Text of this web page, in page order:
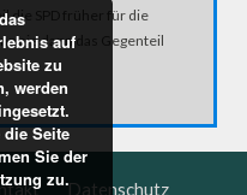
die SPD früher für die
sie dann das Gegenteil
Datenschutz
auf
zu
werden
Seite
Sie der
zu.